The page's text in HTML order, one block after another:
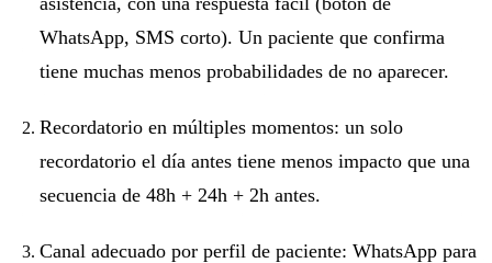
WhatsApp, SMS corto). Un paciente que confirma
tiene muchas menos probabilidades de no aparecer.
Recordatorio en múltiples momentos: un solo
recordatorio el día antes tiene menos impacto que una
secuencia de 48h + 24h + 2h antes.
Canal adecuado por perfil de paciente: WhatsApp para